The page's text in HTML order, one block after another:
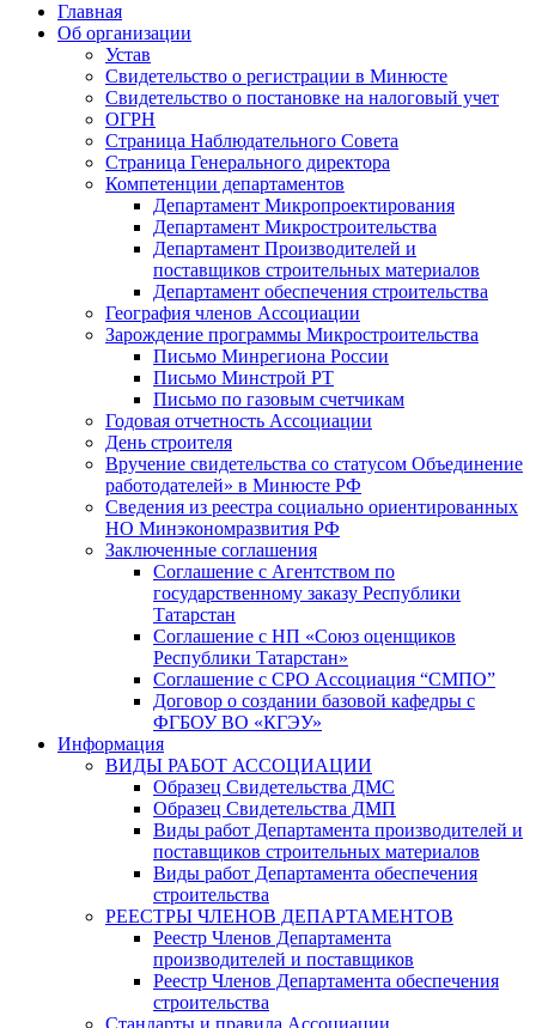
Главная
Об организации
Устав
Свидетельство о регистрации в Минюсте
Свидетельство о постановке на налоговый учет
ОГРН
Страница Наблюдательного Совета
Страница Генерального директора
Компетенции департаментов
Департамент Микропроектирования
Департамент Микростроительства
Департамент Производителей и
поставщиков строительных материалов
Департамент обеспечения строительства
География членов Ассоциации
Зарождение программы Микростроительства
Письмо Минрегиона России
Письмо Минстрой РТ
Письмо по газовым счетчикам
Годовая отчетность Ассоциации
День строителя
Вручение свидетельства со статусом Объединение
работодателей» в Минюсте РФ
Сведения из реестра социально ориентированных
НО Минэкономразвития РФ
Заключенные соглашения
Соглашение с Агентством по
государственному заказу Республики
Татарстан
Соглашение с НП «Союз оценщиков
Республики Татарстан»
Соглашение с СРО Ассоциация “СМПО”
Договор о создании базовой кафедры с
ФГБОУ ВО «КГЭУ»
Информация
ВИДЫ РАБОТ АССОЦИАЦИИ
Образец Свидетельства ДМС
Образец Свидетельства ДМП
Виды работ Департамента производителей и
поставщиков строительных материалов
Виды работ Департамента обеспечения
строительства
РЕЕСТРЫ ЧЛЕНОВ ДЕПАРТАМЕНТОВ
Реестр Членов Департамента
производителей и поставщиков
Реестр Членов Департамента обеспечения
строительства